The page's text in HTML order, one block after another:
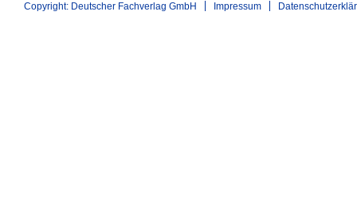
Copyright: Deutscher Fachverlag GmbH Impressum